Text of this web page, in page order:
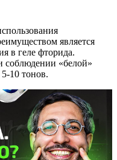
является
в геле фторида.
соблюдении «белой»
10 тонов.